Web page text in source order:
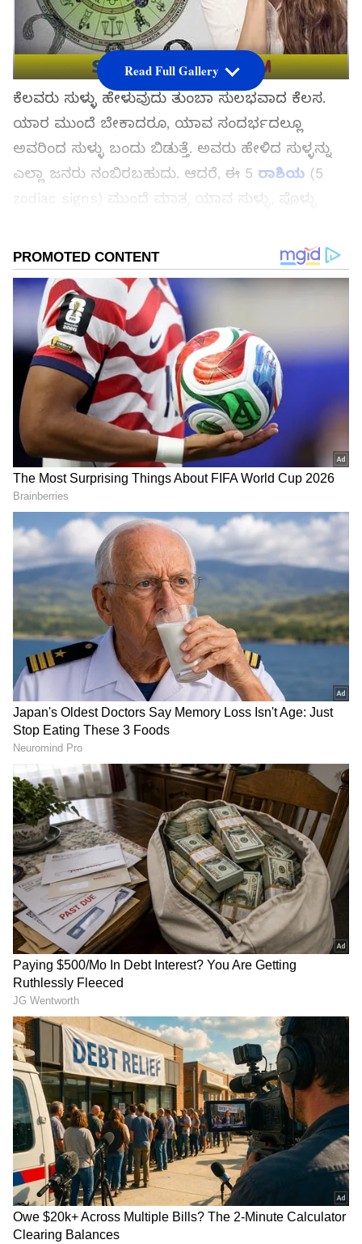
ಕೆಲವರು ಸುಳ್ಳು ಹೇಳುವುದು ತುಂಬಾ ಸುಲಭವಾದ ಕೆಲಸ.
ಯಾರ ಮುಂದೆ ಬೇಕಾದರೂ, ಯಾವ ಸಂದರ್ಭದಲ್ಲೂ
ಅವರಿಂದ ಸುಳ್ಳು ಬಂದು ಬಿಡುತ್ತೆ. ಅವರು ಹೇಳಿದ ಸುಳ್ಳನ್ನು
ಎಲ್ಲಾ ಜನರು ನಂಬಿರಬಹುದು. ಆದರೆ, ಈ 5 ರಾಶಿಯ (5
zodiac signs) ಮುಂದೆ ಮಾತ್ರ ಯಾವ ಸುಳ್ಳು, ಪೊಳ್ಳು
ಮಾತಿನಿಂದಲೇ ಆತ ಸುಳ್ಳು ಹೇಳುತ್ತಿದ್ದಾನೆಯೇ? ಅಥವಾ ನಿಜ
ಹೇಳುತ್ತಿದ್ದಾನೆಯೇ ಅನ್ನೋದನ್ನು ಸುಲಭವಾಗಿ ಪತ್ತೆ
ಹಚ್ಚುತ್ತಾರೆ. ಆ ರಾಶಿ ಯಾವುದು ತಿಳಿಯೋಣ.
ಸಮಗ್ರ ಸುದ್ದಿ ಮೂಲವನ್ನಾಗಿ asianet suvarna news ಅನ್ನು
ಆಯ್ಕೆ ಮಾಡಿಕೊಳ್ಳಿ
2
6
ವೃಶ್ಚಿಕ ರಾಶಿ (Scorpio)
ವೃಶ್ಚಿಕ ರಾಶಿಯವರು ಶಾರ್ಪ್ ಆಗಿರ್ತಾರೆ , ಜೊತೆಗೆ ಇವರಲ್ಲಿ
ಗ್ರಾಸ್ಪಿಂಗ್ ಪವರ್ ಸಹ ಹೆಚ್ಚಾಗಿರುತ್ತೆ.. ಅವರು ಜನರ
ಭಾವನೆಗಳು ಮತ್ತು ಉದ್ದೇಶಗಳನ್ನು ಆ ವ್ಯಕ್ತಿಯನ್ನು ನೋಡುವ
ಮೂಲಕವೇ ಅರ್ಥಮಾಡಿಕೊಳ್ಳುವ ಗುಣ ಹೊಂದಿರುತ್ತಾರೆ.
ಇದರಿಂದಾಗಿ ಇತರರು ಅವರನ್ನು ಮೋಸ ಮಾಡೋದು ಕಷ್ಟ.
ಅಪ್ರಮಾಣಿಕ ವ್ಯಕ್ತಿಯ ಚಲನವಲನವನ್ನು ಅವರು ಬೇಗ
ಕಂಡುಹಿಡಿಯುತ್ತಾರೆ. ಬೇಗನೆ ಯಾರ ಮಾತನ್ನೂ
ನಂಬೋದಿಲ್ಲ.
Read Full Gallery